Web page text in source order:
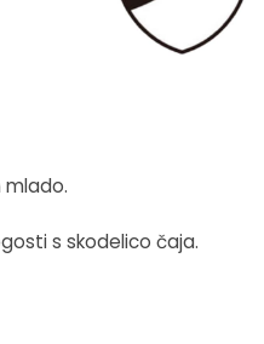
mlado.
s skodelico čaja.